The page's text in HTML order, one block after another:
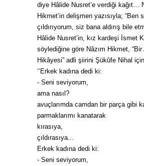
diye Hâlide Nusret’e verdiği kağıt…
Hikmet’in delişmen yazısıyla; “Ben
çıldırıyorum, siz bana aldırış bile
Hâlide Nusret’in, kız kardeşi İsmet
söylediğine göre Nâzım Hikmet, “Bir
Hikâyesi” adli şiirini Şükûfe Nihal
‘’Erkek kadına dedi ki:
- Seni seviyorum,
ama nasıl?
avuçlarımda camdan bir parça gibi
parmaklarımı kanatarak
kırasıya,
çıldırasıya...
Erkek kadına dedi ki:
- Seni seviyorum,